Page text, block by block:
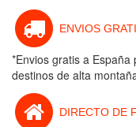
ENVIOS
*Envios gratis a España
destinos de alta
DIRECTO DE